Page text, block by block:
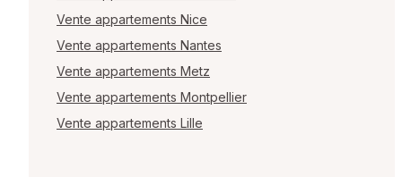
Vente appartements Nice
Vente appartements Nantes
Vente appartements Metz
Vente appartements Montpellier
Vente appartements Lille